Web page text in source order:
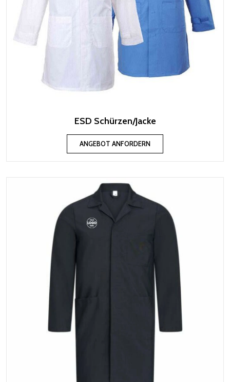
ESD Schürzen/Jacke
ANGEBOT ANFORDERN